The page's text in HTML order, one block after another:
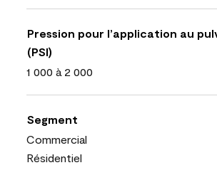
Pression pour l’application au
(PSI)
1 000 à 2 000
Segment
Commercial
Résidentiel